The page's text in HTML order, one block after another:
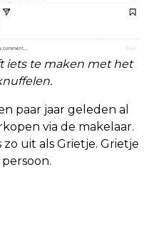
iets te maken met het
paar jaar geleden al
via de makelaar.
uit als Grietje. Grietje